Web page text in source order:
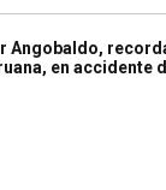
Angobaldo,
en accidente